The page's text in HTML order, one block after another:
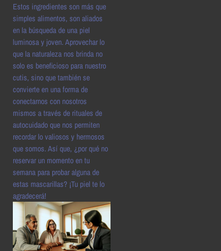
Estos ingredientes son más que
simples alimentos, son aliados
en la búsqueda de una piel
luminosa y joven. Aprovechar lo
que la naturaleza nos brinda no
solo es beneficioso para nuestro
cutis, sino que también se
convierte en una forma de
conectarnos con nosotros
mismos a través de rituales de
autocuidado que nos permiten
recordar lo valiosos y hermosos
que somos. Así que, ¿por qué no
reservar un momento en tu
semana para probar alguna de
estas mascarillas? ¡Tu piel te lo
agradecerá!